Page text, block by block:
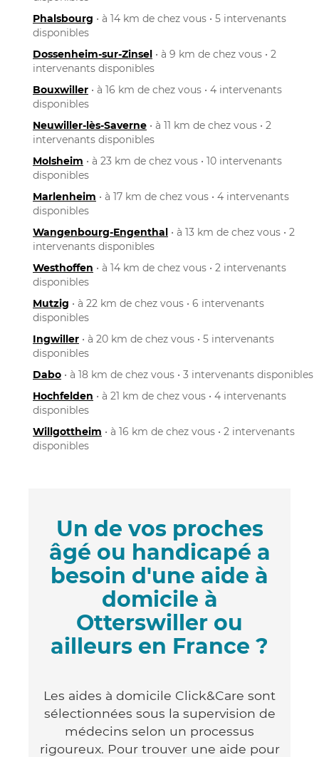
Phalsbourg • à 14 km de chez vous • 5 intervenants
disponibles
Dossenheim-sur-Zinsel • à 9 km de chez vous • 2
intervenants disponibles
Bouxwiller • à 16 km de chez vous • 4 intervenants
disponibles
Neuwiller-lès-Saverne • à 11 km de chez vous • 2
intervenants disponibles
Molsheim • à 23 km de chez vous • 10 intervenants
disponibles
Marlenheim • à 17 km de chez vous • 4 intervenants
disponibles
Wangenbourg-Engenthal • à 13 km de chez vous • 2
intervenants disponibles
Westhoffen • à 14 km de chez vous • 2 intervenants
disponibles
Mutzig • à 22 km de chez vous • 6 intervenants
disponibles
Ingwiller • à 20 km de chez vous • 5 intervenants
disponibles
Dabo • à 18 km de chez vous • 3 intervenants disponibles
Hochfelden • à 21 km de chez vous • 4 intervenants
disponibles
Willgottheim • à 16 km de chez vous • 2 intervenants
disponibles
Un de vos proches
âgé ou handicapé a
besoin d'une aide à
domicile à
Otterswiller ou
ailleurs en France ?
Les aides à domicile Click&Care sont
sélectionnées sous la supervision de
médecins selon un processus
rigoureux. Pour trouver une aide pour